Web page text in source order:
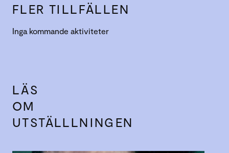
FLER TILLFÄLLEN
Inga kommande aktiviteter
LÄS
OM
UTSTÄLLLNINGEN